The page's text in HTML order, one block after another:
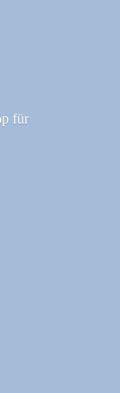
für